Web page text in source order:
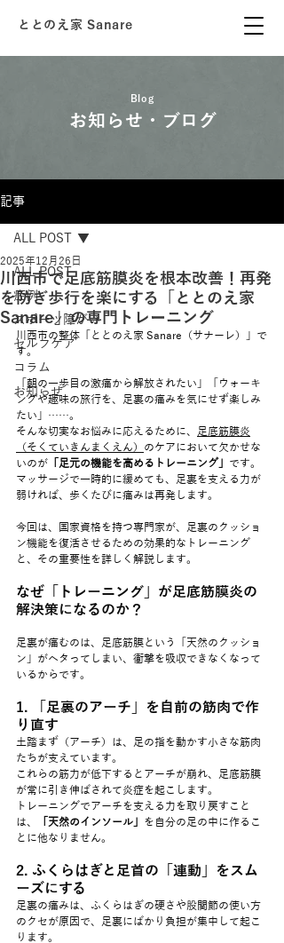
ととのえ家 Sanare
Blog
お知らせ・ブログ
記事
ALL POST
症例
スポーツ障がい
セルフケア
コラム
お知らせ
ALL POST
川西市で足底筋膜炎を根本改善！再発
を防ぎ歩行を楽にする「ととのえ家
Sanare」の専門トレーニング
2025年12月26日
川西市の整体「ととのえ家 Sanare（サナーレ）」で
す。
「朝の一歩目の激痛から解放されたい」「ウォーキ
ングや趣味の旅行を、足裏の痛みを気にせず楽しみ
たい」……。
そんな切実なお悩みに応えるために、 足底筋膜炎
（そくていきんまくえん） のケアにおいて欠かせな
いのが 「足元の機能を高めるトレーニング」 です。
マッサージで一時的に緩めても、足裏を支える力が
弱ければ、歩くたびに痛みは再発します。
今回は、国家資格を持つ専門家が、足裏のクッショ
ン機能を復活させるための効果的なトレーニング
と、その重要性を詳しく解説します。
なぜ「トレーニング」が足底筋膜炎の
解決策になるのか？
足裏が痛むのは、足底筋膜という「天然のクッショ
ン」がヘタってしまい、衝撃を吸収できなくなって
いるからです。
1. 「足裏のアーチ」を自前の筋肉で作
り直す
土踏まず（アーチ）は、足の指を動かす小さな筋肉
たちが支えています。
これらの筋力が低下するとアーチが崩れ、足底筋膜
が常に引き伸ばされて炎症を起こします。
トレーニングでアーチを支える力を取り戻すこと
は、
「天然のインソール」 を自分の足の中に作るこ
とに他なりません。
2. ふくらはぎと足首の「連動」をスム
ーズにする
足裏の痛みは、ふくらはぎの硬さや股関節の使い方
のクセが原因で、足裏にばかり負担が集中して起こ
ります。